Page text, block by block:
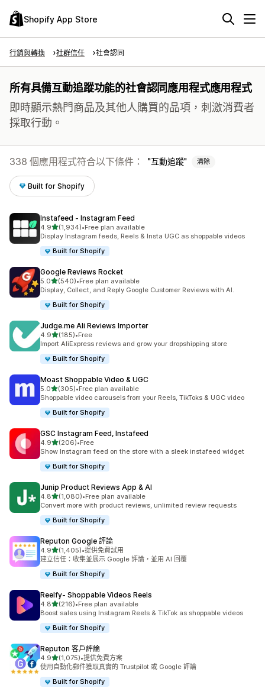
Shopify App Store
行銷與轉換 社群信任 社會認同
所有具備互動追蹤功能的社會認同應用程式應用程式
即時顯示熱門商品及其他人購買的品項，刺激消費者
採取行動。
338 個應用程式符合以下條件： 互動追蹤 清除
Built for Shopify
Instafeed ‑ Instagram Feed
4.9滿分 5 顆星
(1,934)
共有 1934 則評價
•Free plan available
Display Instagram feeds, Reels & Insta UGC as shoppable videos
Built for Shopify
Google Reviews Rocket
5.0滿分 5 顆星
(540)
共有 540 則評價
•Free plan available
Display, Collect, and Reply Google Customer Reviews with AI.
Built for Shopify
Judge.me Ali Reviews Importer
4.9滿分 5 顆星
(185)
共有 185 則評價
•Free
Import AliExpress reviews and grow your dropshipping store
Built for Shopify
Moast Shoppable Video & UGC
5.0滿分 5 顆星
(305)
共有 305 則評價
•Free plan available
Shoppable video carousels from your Reels, TikToks & UGC video
Built for Shopify
GSC Instagram Feed, Instafeed
4.9滿分 5 顆星
(206)
共有 206 則評價
•Free
Show Instagram feed on the store with a sleek instafeed widget
Built for Shopify
Junip Product Reviews App & AI
4.8滿分 5 顆星
(1,080)
共有 1080 則評價
•Free plan available
Convert more with product reviews, unlimited review requests
Built for Shopify
Reputon Google 評論
4.9滿分 5 顆星
(1,405)
共有 1405 則評價
•提供免費試用
建立信任：收集並展示 Google 評論，並用 AI 回覆
Built for Shopify
Reelfy‑ Shoppable Videos Reels
4.8滿分 5 顆星
(216)
共有 216 則評價
•Free plan available
Boost sales using Instagram Reels & TikTok as shoppable videos
Built for Shopify
Reputon 客戶評論
4.9滿分 5 顆星
(1,075)
共有 1075 則評價
•提供免費方案
使用自動化郵件獲取真實的 Trustpilot 或 Google 評論
Built for Shopify